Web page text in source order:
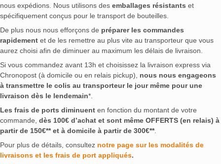
nous expédions. Nous utilisons des emballages résistants et
spécifiquement conçus pour le transport de bouteilles.
De plus nous nous efforçons de préparer les commandes
rapidement et de les remettre au plus vite au transporteur que vous
aurez choisi afin de diminuer au maximum les délais de livraison.
Si vous commandez avant 13h et choisissez la livraison express via
Chronopost (à domicile ou en relais pickup), nous nous engageons
à transmettre le colis au transporteur le jour même pour une
livraison dès le lendemain*.
Les frais de ports diminuent en fonction du montant de votre
commande, dès 100€ d’achat et sont même OFFERTS (en relais) à
partir de 150€** et à domicile à partir de 300€**.
Pour plus de détails, consultez notre page sur les modalités de
livraisons et les frais de port appliqués.